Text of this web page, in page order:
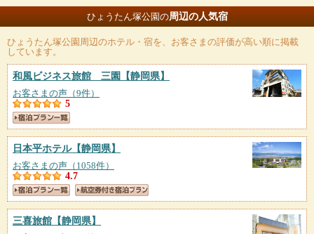
ひょうたん塚公園の周辺の人気宿
ひょうたん塚公園 周辺のホテル・宿を、お客さまの評価が高い順に掲載
しています。
和風ビジネス旅館 三園 【静岡県】
お客さまの声（9件）
5
日本平ホテル【静岡県】
お客さまの声（1058件）
4.7
三喜旅館 【静岡県】